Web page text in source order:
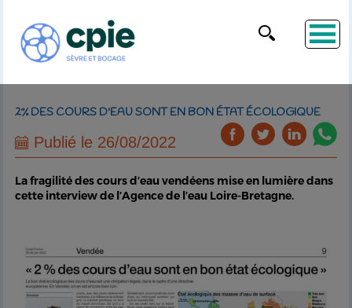
2% DES COURS D'EAU SONT EN BON ÉTAT ÉCOLOGIQUE
Publié le 26/08/2022
La fragilité des cours d’eau vendéens mise en lumière dans
cette interview de l’Agence de l’eau Loire-Bretagne.